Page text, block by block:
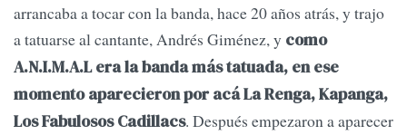
arrancaba a tocar con la banda, hace 20 años atrás, y trajo
a tatuarse al cantante, Andrés Giménez, y como
A.N.I.M.A.L era la banda más tatuada, en ese
momento aparecieron por acá La Renga, Kapanga,
Los Fabulosos Cadillacs. Después empezaron a aparecer